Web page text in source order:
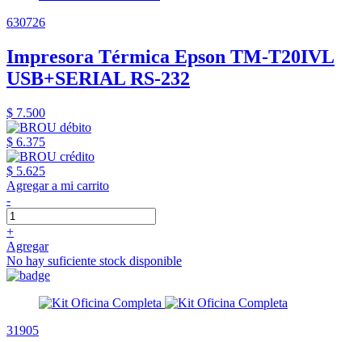
630726
Impresora Térmica Epson TM-T20IVL
USB+SERIAL RS-232
$ 7.500
$ 6.375
$ 5.625
Agregar a mi carrito
-
+
Agregar
No hay suficiente stock disponible
31905